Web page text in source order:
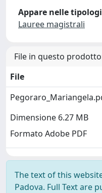
Appare nelle
Lauree magistrali
File in questo
File
Dimensione 6.27 MB
Formato Adobe PDF
The text of this
Padova. Full Text are